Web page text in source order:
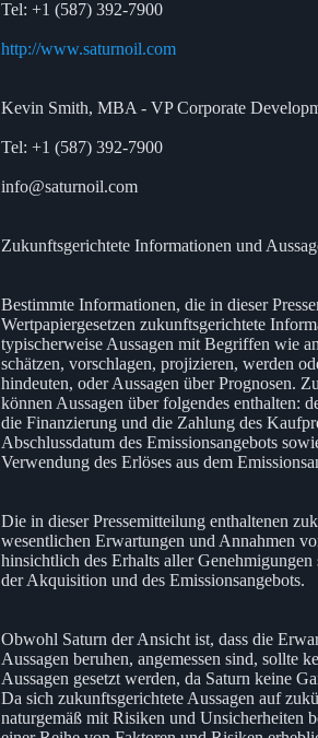
Tel: +1 (587) 392-7900
http://www.saturnoil.com
Kevin Smith, MBA - VP Corporate
Tel: +1 (587) 392-7900
info@saturnoil.com
Zukunftsgerichtete Informationen und
Bestimmte Informationen, die in dieser
Wertpapiergesetzen zukunftsgerichtete
typischerweise Aussagen mit Begriffen wie
schätzen, vorschlagen, projizieren, werden
hindeuten, oder Aussagen über Prognosen.
können Aussagen über folgendes enthalten:
die Finanzierung und die Zahlung des
Abschlussdatum des Emissionsangebots
Verwendung des Erlöses aus dem
Die in dieser Pressemitteilung enthaltenen
wesentlichen Erwartungen und Annahmen
hinsichtlich des Erhalts aller
der Akquisition und des Emissionsangebots.
Obwohl Saturn der Ansicht ist, dass die
Aussagen beruhen, angemessen sind, sollte
Aussagen gesetzt werden, da Saturn keine
Da sich zukunftsgerichtete Aussagen auf
naturgemäß mit Risiken und Unsicherheiten